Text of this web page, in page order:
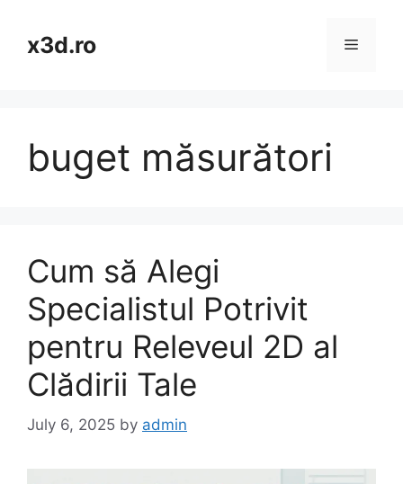
contentx3d.ro Menu
buget măsurători
Cum să Alegi
Specialistul Potrivit
pentru Releveul 2D al
Clădirii Tale
July 6, 2025 by admin